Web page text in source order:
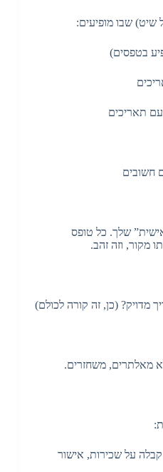
שיט) שבו מופיעים:
בטפסים)
עם תאריכים
חשובים
שלך. כל טופס
מקור, וזה זהב.
מדויק? (כן, זה קורה לכולם)
מאלתרים, משחזרים.
קבלה על שכירות, אישור